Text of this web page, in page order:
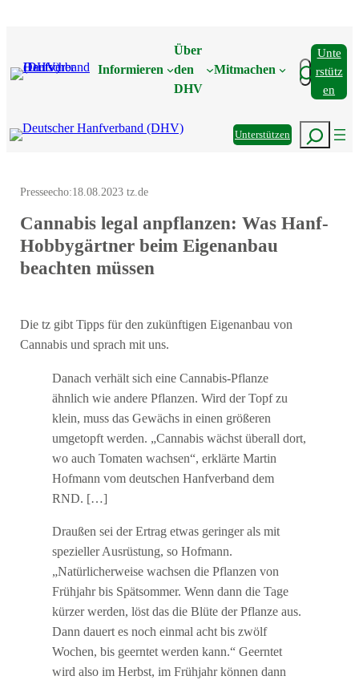
Informieren
Über
den
DHV
Mitmachen Suchen
Unte
Rstütz
En
UnterstützenSuchen
Presseecho:18.08.2023 tz.de
Cannabis legal anpflanzen: Was Hanf-
Hobbygärtner beim Eigenanbau
beachten müssen
Die tz gibt Tipps für den zukünftigen Eigenanbau von
Cannabis und sprach mit uns.
Danach verhält sich eine Cannabis-Pflanze
ähnlich wie andere Pflanzen. Wird der Topf zu
klein, muss das Gewächs in einen größeren
umgetopft werden. „Cannabis wächst überall dort,
wo auch Tomaten wachsen“, erklärte Martin
Hofmann vom deutschen Hanfverband dem
RND. […]
Draußen sei der Ertrag etwas geringer als mit
spezieller Ausrüstung, so Hofmann.
„Natürlicherweise wachsen die Pflanzen von
Frühjahr bis Spätsommer. Wenn dann die Tage
kürzer werden, löst das die Blüte der Pflanze aus.
Dann dauert es noch einmal acht bis zwölf
Wochen, bis geerntet werden kann.“ Geerntet
wird also im Herbst, im Frühjahr können dann